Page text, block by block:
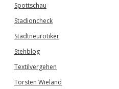
Spottschau
Stadioncheck
Stadtneurotiker
Stehblog
Textilvergehen
Torsten Wieland